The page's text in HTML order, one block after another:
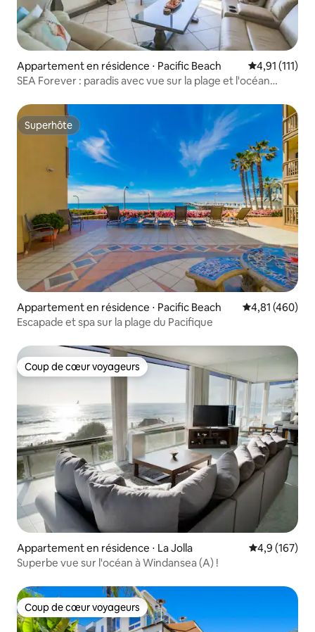
Appartement en résidence ⋅ Pacific Beach Évaluation
4,91 (111)
SEA Forever : paradis avec vue sur la plage et l'océan
Superhôte
Superhôte
Appartement en résidence ⋅ Pacific Beach Évaluation
4,81 (460)
Escapade et spa sur la plage du Pacifique
Coup de cœur voyageurs
Coup de cœur voyageurs
Appartement en résidence ⋅ La Jolla Évaluation
4,9 (167)
Superbe vue sur l'océan à Windansea (A) !
Coup de cœur voyageurs
Coup de cœur voyageurs